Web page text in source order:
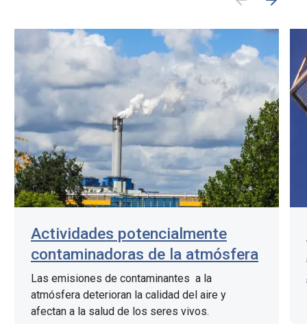
Actividades potencialmente
contaminadoras de la atmósfera
Las emisiones de contaminantes a la
atmósfera deterioran la calidad del aire y
afectan a la salud de los seres vivos.